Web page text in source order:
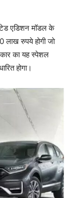
एडिशन मॉडल के
लाख रुपये होगी जो
का यह स्पेशल
होगा।